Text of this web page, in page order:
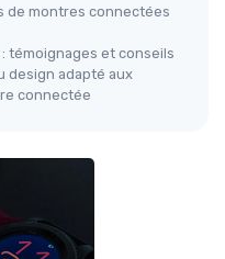
de montres connectées
témoignages et conseils
design adapté aux
connectée